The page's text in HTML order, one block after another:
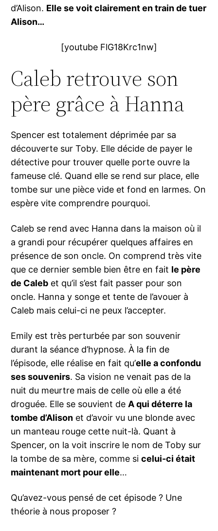
d’Alison. Elle se voit clairement en train de tuer
Alison…
[youtube FlG18Krc1nw]
Caleb retrouve son
père grâce à Hanna
Spencer est totalement déprimée par sa
découverte sur Toby. Elle décide de payer le
détective pour trouver quelle porte ouvre la
fameuse clé. Quand elle se rend sur place, elle
tombe sur une pièce vide et fond en larmes. On
espère vite comprendre pourquoi.
Caleb se rend avec Hanna dans la maison où il
a grandi pour récupérer quelques affaires en
présence de son oncle. On comprend très vite
que ce dernier semble bien être en fait le père
de Caleb et qu’il s’est fait passer pour son
oncle. Hanna y songe et tente de l’avouer à
Caleb mais celui-ci ne peux l’accepter.
Emily est très perturbée par son souvenir
durant la séance d’hypnose. À la fin de
l’épisode, elle réalise en fait qu’elle a confondu
ses souvenirs. Sa vision ne venait pas de la
nuit du meurtre mais de celle où elle a été
droguée. Elle se souvient deA qui déterre la
tombe d’Alison et d’avoir vu une blonde avec
un manteau rouge cette nuit-là. Quant à
Spencer, on la voit inscrire le nom de Toby sur
la tombe de sa mère, comme sicelui-ci était
maintenant mort pour elle…
Qu’avez-vous pensé de cet épisode ? Une
théorie à nous proposer ?